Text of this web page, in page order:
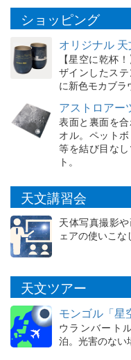
ショッピング
オリジナル
【星空に乾杯
ザインしたス
に新色モカブラ
アストロアー
表面と裏面を
オル。ペット
等を結び目な
ト。
天文講習会
天体写真撮影
ェアの使いこ
天文ツアー
モンゴル「星
ウランバート
泊。光害のない